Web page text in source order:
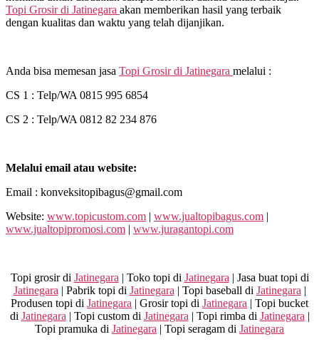
Topi Grosir di Jatinegara akan memberikan hasil yang terbaik
dengan kualitas dan waktu yang telah dijanjikan.
Anda bisa memesan jasa Topi Grosir di Jatinegara melalui :
CS 1 : Telp/WA 0815 995 6854
CS 2 : Telp/WA 0812 82 234 876
Melalui email atau website:
Email : konveksitopibagus@gmail.com
Website: www.topicustom.com | www.jualtopibagus.com |
www.jualtopipromosi.com | www.juragantopi.com
Topi grosir di Jatinegara | Toko topi di Jatinegara | Jasa buat topi di
Jatinegara | Pabrik topi di Jatinegara | Topi baseball di Jatinegara |
Produsen topi di Jatinegara | Grosir topi di Jatinegara | Topi bucket
di Jatinegara | Topi custom di Jatinegara | Topi rimba di Jatinegara |
Topi pramuka di Jatinegara | Topi seragam di Jatinegara